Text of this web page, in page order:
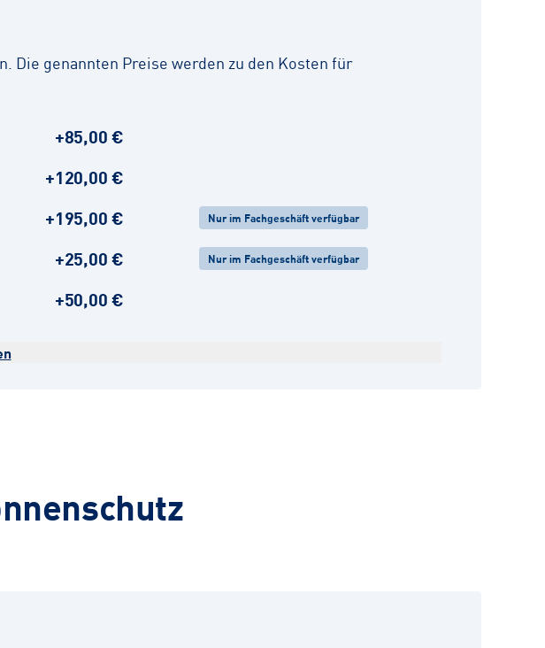
Die genannten Preise werden zu den Kosten für
+85,00 €
+120,00 €
+195,00 € Nur im Fachgeschäft verfügbar
+25,00 € Nur im Fachgeschäft verfügbar
+50,00 €